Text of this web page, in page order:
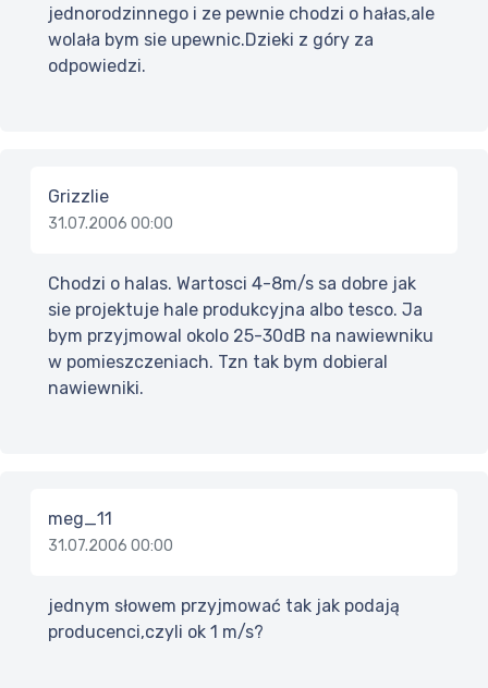
jednorodzinnego i ze pewnie chodzi o hałas,ale
wolała bym sie upewnic.Dzieki z góry za
odpowiedzi.
Grizzlie
31.07.2006 00:00
Chodzi o halas. Wartosci 4-8m/s sa dobre jak
sie projektuje hale produkcyjna albo tesco. Ja
bym przyjmowal okolo 25-30dB na nawiewniku
w pomieszczeniach. Tzn tak bym dobieral
nawiewniki.
meg_11
31.07.2006 00:00
jednym słowem przyjmować tak jak podają
producenci,czyli ok 1 m/s?